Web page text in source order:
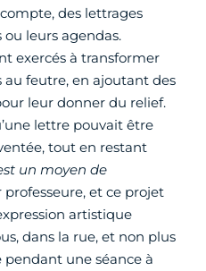
des lettrages
ou leurs agendas.
exercés à transformer
feutre, en ajoutant des
leur donner du relief.
lettre pouvait être
tout en restant
un moyen de
professeure, et ce projet
artistique
dans la rue, et non plus
une séance à